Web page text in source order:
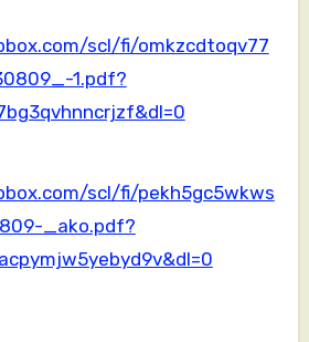
scl/fi/omkzcdtoqv77
1.pdf?
scl/fi/pekh5gc5wkws
_ako.pdf?